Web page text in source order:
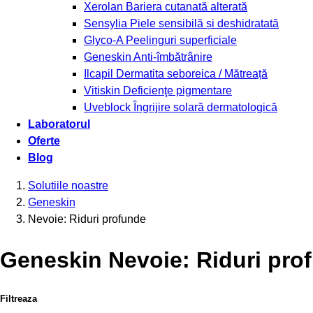
Xerolan Bariera cutanată alterată
Sensylia Piele sensibilă și deshidratată
Glyco-A Peelinguri superficiale
Geneskin Anti-îmbătrânire
Ilcapil
Dermatita seboreica / Mătreață
Vitiskin Deficienţe pigmentare
Uveblock Îngrijire solară dermatologică
Laboratorul
Oferte
Blog
Solutiile noastre
Geneskin
Nevoie: Riduri profunde
Geneskin Nevoie: Riduri
Filtreaza